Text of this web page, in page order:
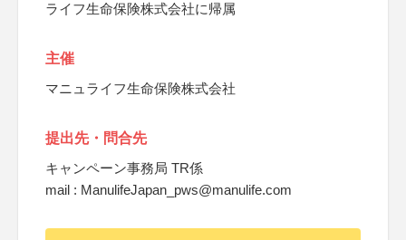
ライフ生命保険株式会社に帰属
主催
マニュライフ生命保険株式会社
提出先・問合先
キャンペーン事務局 TR係
mail : ManulifeJapan_pws@manulife.com